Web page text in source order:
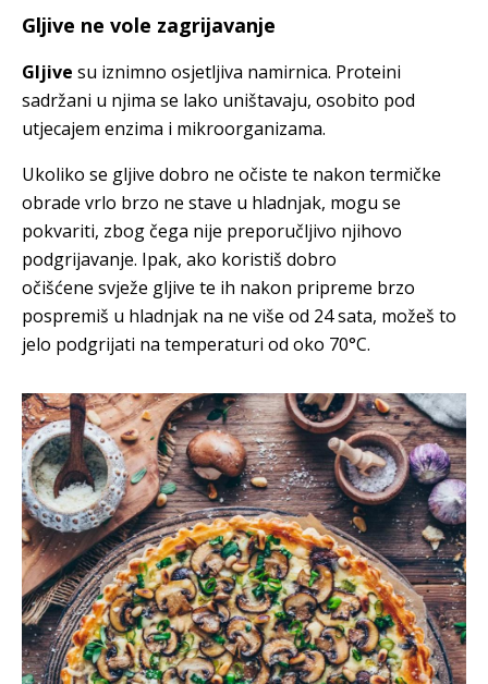
Gljive ne vole zagrijavanje
Gljive su iznimno osjetljiva namirnica. Proteini
sadržani u njima se lako uništavaju, osobito pod
utjecajem enzima i mikroorganizama.
Ukoliko se gljive dobro ne očiste te nakon termičke
obrade vrlo brzo ne stave u hladnjak, mogu se
pokvariti, zbog čega nije preporučljivo njihovo
podgrijavanje. Ipak, ako koristiš dobro
očišćene svježe gljive te ih nakon pripreme brzo
pospremiš u hladnjak na ne više od 24 sata, možeš to
jelo podgrijati na temperaturi od oko 70°C.